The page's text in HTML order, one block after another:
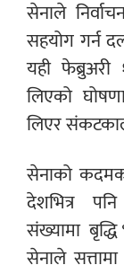
सेनाले
सहयोग गर्न
यही फेब्रुअरी
लिएको
लिएर
सेनाको
देशभित्र
संख्यामा
सेनाले